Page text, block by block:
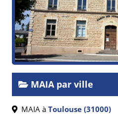
MAIA par ville
MAIA à Toulouse (31000)